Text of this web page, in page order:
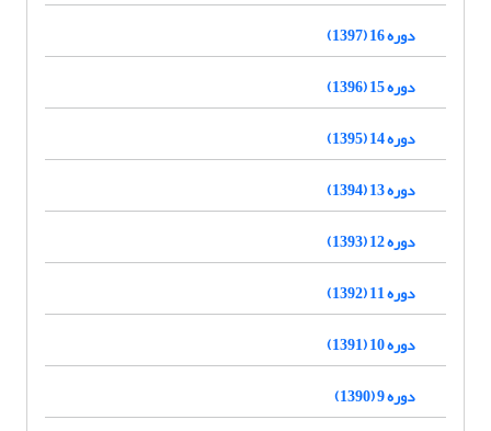
دوره 16 (1397)
دوره 15 (1396)
دوره 14 (1395)
دوره 13 (1394)
دوره 12 (1393)
دوره 11 (1392)
دوره 10 (1391)
دوره 9 (1390)